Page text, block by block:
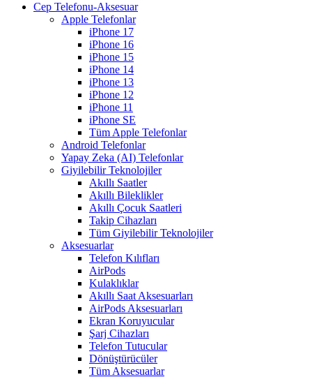
Cep Telefonu-Aksesuar
Apple Telefonlar
iPhone 17
iPhone 16
iPhone 15
iPhone 14
iPhone 13
iPhone 12
iPhone 11
iPhone SE
Tüm Apple Telefonlar
Android Telefonlar
Yapay Zeka (AI) Telefonlar
Giyilebilir Teknolojiler
Akıllı Saatler
Akıllı Bileklikler
Akıllı Çocuk Saatleri
Takip Cihazları
Tüm Giyilebilir Teknolojiler
Aksesuarlar
Telefon Kılıfları
AirPods
Kulaklıklar
Akıllı Saat Aksesuarları
AirPods Aksesuarları
Ekran Koruyucular
Şarj Cihazları
Telefon Tutucular
Dönüştürücüler
Tüm Aksesuarlar